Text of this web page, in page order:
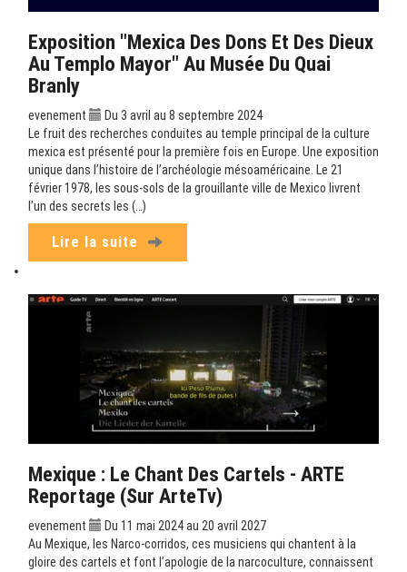
Exposition "Mexica Des Dons Et Des Dieux
Au Templo Mayor" Au Musée Du Quai
Branly
evenement
Du 3 avril au 8 septembre 2024
Le fruit des recherches conduites au temple principal de la culture
mexica est présenté pour la première fois en Europe. Une exposition
unique dans l’histoire de l’archéologie mésoaméricaine. Le 21
février 1978, les sous-sols de la grouillante ville de Mexico livrent
l’un des secrets les (…)
Lire la suite
Mexique : Le Chant Des Cartels - ARTE
Reportage (sur ArteTv)
evenement
Du 11 mai 2024 au 20 avril 2027
Au Mexique, les Narco-corridos, ces musiciens qui chantent à la
gloire des cartels et font l’apologie de la narcoculture, connaissent